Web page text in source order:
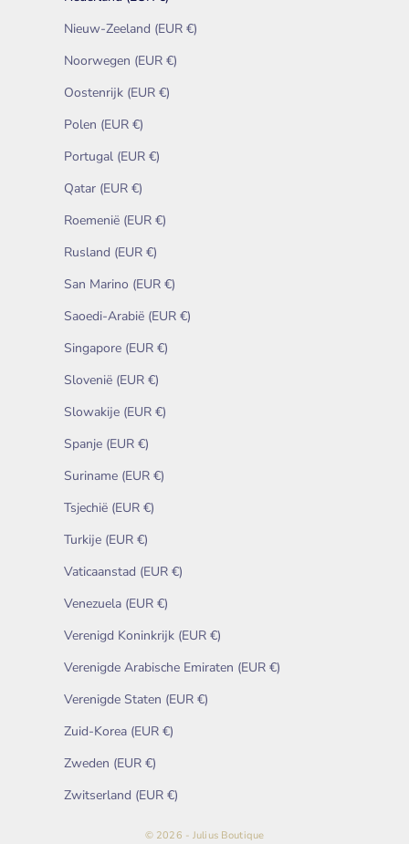
Nieuw-Zeeland (EUR €)
Noorwegen (EUR €)
Oostenrijk (EUR €)
Polen (EUR €)
Portugal (EUR €)
Qatar (EUR €)
Roemenië (EUR €)
Rusland (EUR €)
San Marino (EUR €)
Saoedi-Arabië (EUR €)
Singapore (EUR €)
Slovenië (EUR €)
Slowakije (EUR €)
Spanje (EUR €)
Suriname (EUR €)
Tsjechië (EUR €)
Turkije (EUR €)
Vaticaanstad (EUR €)
Venezuela (EUR €)
Verenigd Koninkrijk (EUR €)
Verenigde Arabische Emiraten (EUR €)
Verenigde Staten (EUR €)
Zuid-Korea (EUR €)
Zweden (EUR €)
Zwitserland (EUR €)
© 2026 - Julius Boutique